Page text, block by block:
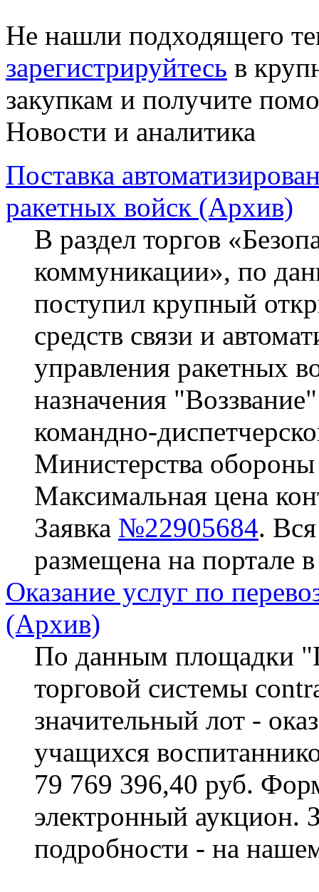
Не нашли подходящего
зарегистрируйтесь в
закупкам и получите
Новости и аналитика
Поставка
ракетных войск (Архив)
В раздел торгов
коммуникации», по
поступил крупный
средств связи и
управления ракетных
назначения
командно-
Министерства
Максимальная цена
Заявка №22905684.
размещена на портале
Оказание услуг по
(Архив)
По данным площадки
торговой системы
значительный лот -
учащихся
79 769 396,40 руб.
электронный аукцион.
подробности - на